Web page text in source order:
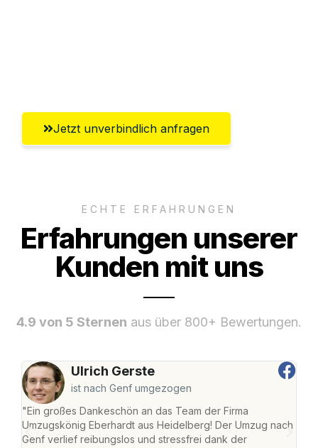
Jetzt unverbindlich anfragen
ECHTE ERFAHRUNGEN
Erfahrungen unserer
Kunden mit uns
4.9 von 5 Sternen aus über 800+ Bewertungen.
Ulrich Gerste
ist nach Genf umgezogen
"Ein großes Dankeschön an das Team der Firma
Umzugskönig Eberhardt aus Heidelberg! Der Umzug nach
Genf verlief reibungslos und stressfrei dank der